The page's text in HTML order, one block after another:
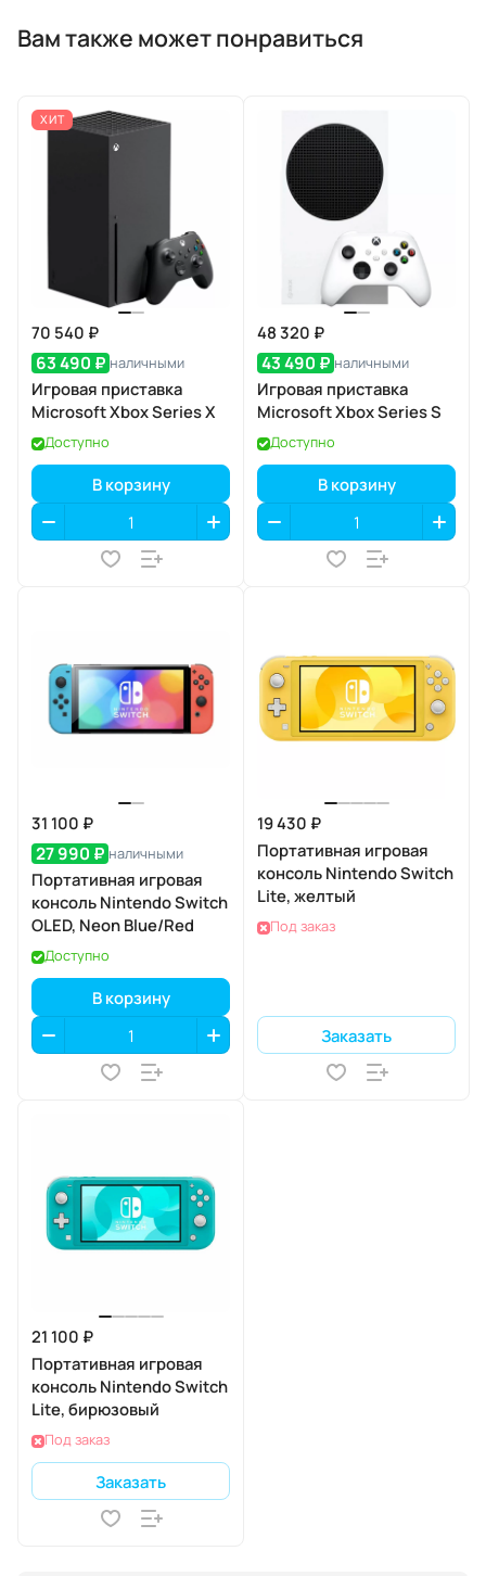
Вам также может понравиться
ХИТ
70 540 ₽
63 490 ₽ наличными
Игровая приставка
Microsoft Xbox Series X
Доступно
В корзину
48 320 ₽
43 490 ₽ наличными
Игровая приставка
Microsoft Xbox Series S
Доступно
В корзину
31 100 ₽
27 990 ₽ наличными
Портативная игровая
консоль Nintendo Switch
OLED, Neon Blue/Red
Доступно
В корзину
19 430 ₽
Портативная игровая
консоль Nintendo Switch
Lite, желтый
Под заказ
Заказать
21 100 ₽
Портативная игровая
консоль Nintendo Switch
Lite, бирюзовый
Под заказ
Заказать